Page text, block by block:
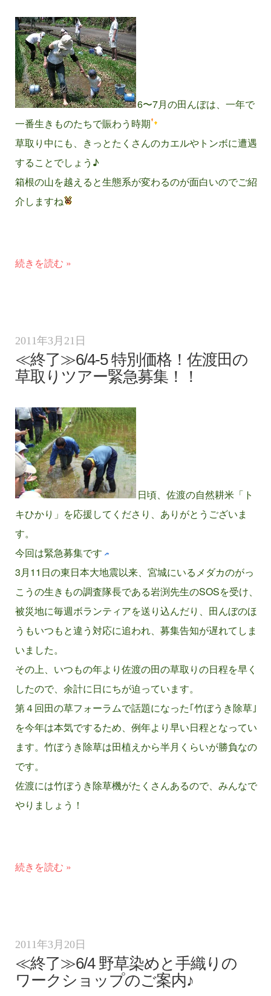
6〜7月の田んぼは、一年で
一番生きものたちで賑わう時期
草取り中にも、きっとたくさんのカエルやトンボに遭遇
することでしょう♪
箱根の山を越えると生態系が変わるのが面白いのでご紹
介しますね
続きを読む »
2011年3月21日
≪終了≫6/4-5 特別価格！佐渡田の
草取りツアー緊急募集！！
日頃、佐渡の自然耕米「ト
キひかり」を応援してくださり、ありがとうございま
す。
今回は緊急募集です
3月11日の東日本大地震以来、宮城にいるメダカのがっ
こうの生きもの調査隊長である岩渕先生のSOSを受け、
被災地に毎週ボランティアを送り込んだり、田んぼのほ
うもいつもと違う対応に追われ、募集告知が遅れてしま
いました。
その上、いつもの年より佐渡の田の草取りの日程を早く
したので、余計に日にちが迫っています。
第４回田の草フォーラムで話題になった｢竹ぼうき除草｣
を今年は本気でするため、例年より早い日程となってい
ます。竹ぼうき除草は田植えから半月くらいが勝負なの
です。
佐渡には竹ぼうき除草機がたくさんあるので、みんなで
やりましょう！
続きを読む »
2011年3月20日
≪終了≫6/4 野草染めと手織りの
ワークショップのご案内♪